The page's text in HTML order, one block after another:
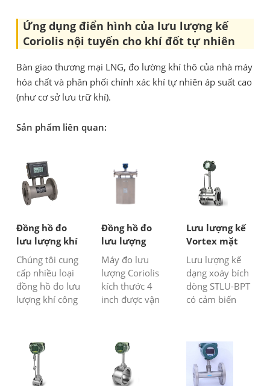
Ứng dụng điển hình của lưu lượng kế
Coriolis nội tuyến cho khí đốt tự nhiên
Bàn giao thương mại LNG, đo lường khí thô của nhà máy
hóa chất và phân phối chính xác khí tự nhiên áp suất cao
(như cơ sở lưu trữ khí).
Sản phẩm liên quan:
Đồng hồ đo
lưu lượng khí
công nghiệp
Chúng tôi cung
cấp nhiều loại
đồng hồ đo lưu
lượng khí công
tuabin khí,
đồng hồ đo lưu
lượng khối
Đồng hồ đo
lưu lượng
coriolis 4 inch
Máy đo lưu
lượng Coriolis
kích thước 4
inch được vận
biến lưu lượng
4 ”Coriolis có
kích thước
Lưu lượng kế
Vortex mặt
bích có bù trừ
Lưu lượng kế
dạng xoáy bích
dòng STLU-BPT
có cảm biến
biến bù áp suất
là lựa chọn
hoàn hảo để đo
lưu lượng khí